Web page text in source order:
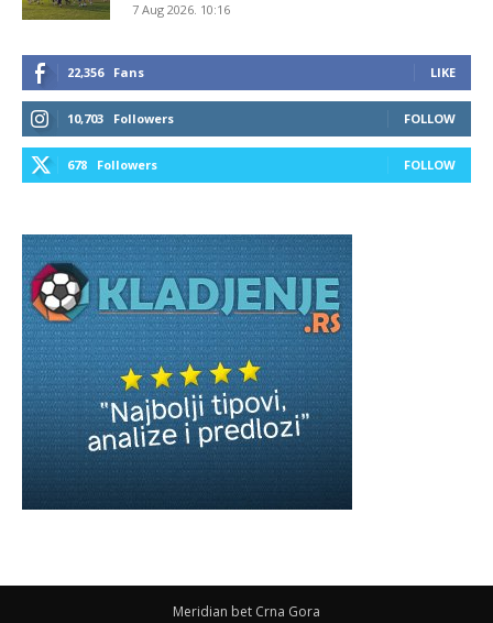
7 Aug 2026. 10:16
22,356 Fans LIKE
10,703 Followers FOLLOW
678 Followers FOLLOW
Meridian bet Crna Gora